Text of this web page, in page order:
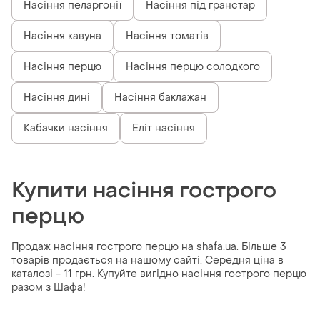
Насіння пеларгонії Насіння під гранстар
Насіння кавуна Насіння томатів
Насіння перцю Насіння перцю солодкого
Насіння дині Насіння баклажан
Кабачки насіння Еліт насіння
Купити насіння гострого
перцю
Продаж насіння гострого перцю на shafa.ua. Більше 3
товарів продається на нашому сайті. Середня ціна в
каталозі - 11 грн. Купуйте вигідно насіння гострого перцю
разом з Шафа!